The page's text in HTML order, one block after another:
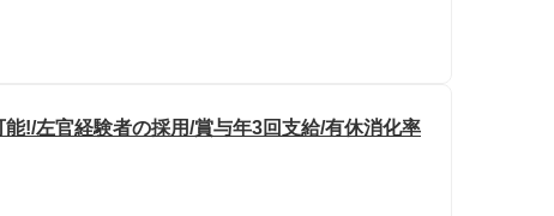
!/左官経験者の採用/賞与年3回支給/有休消化率